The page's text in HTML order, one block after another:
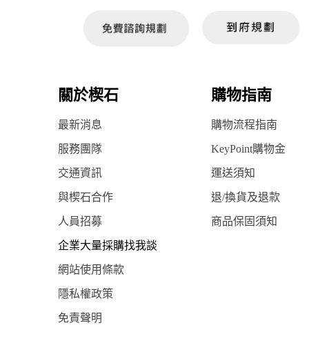
關於楔石 購物指南
最新消息 購物流程指南
服務團隊 KeyPoint購物金
交通資訊 運送須知
與楔石合作 退/換貨及退款
人員招募 商品保固須知
企業大量採購找我談
網站使用條款
隱私權政策
免責聲明